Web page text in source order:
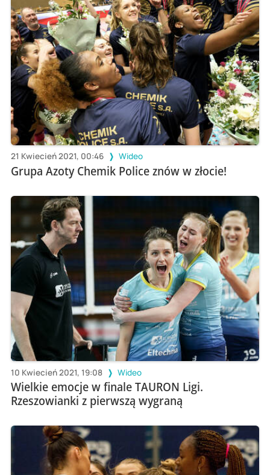
21 Kwiecień 2021, 00:46 Wideo
Grupa Azoty Chemik Police znów w złocie!
10 Kwiecień 2021, 19:08 Wideo
Wielkie emocje w finale TAURON Ligi.
Rzeszowianki z pierwszą wygraną